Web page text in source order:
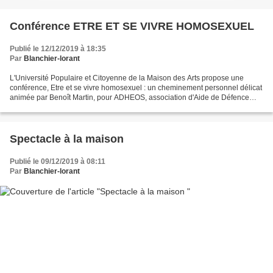
Conférence ETRE ET SE VIVRE HOMOSEXUEL
Publié le 12/12/2019 à 18:35
Par Blanchier-lorant
L'Université Populaire et Citoyenne de la Maison des Arts propose une
conférence, Etre et se vivre homosexuel : un cheminement personnel délicat
animée par Benoît Martin, pour ADHEOS, association d'Aide de Défence
Spectacle à la maison
Publié le 09/12/2019 à 08:11
Par Blanchier-lorant